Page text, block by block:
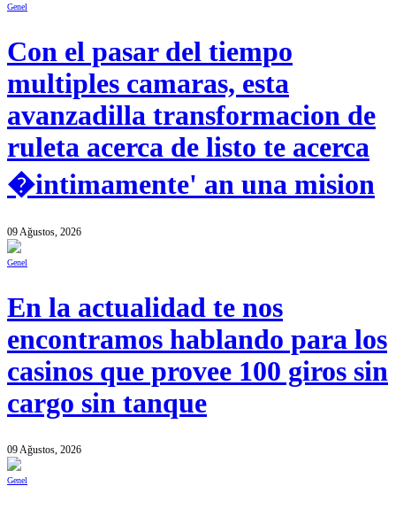
Genel
Con el pasar del tiempo
multiples camaras, esta
avanzadilla transformacion de
ruleta acerca de listo te acerca
�intimamente' an una mision
09 Ağustos, 2026
Genel
En la actualidad te nos
encontramos hablando para los
casinos que provee 100 giros sin
cargo sin tanque
09 Ağustos, 2026
Genel